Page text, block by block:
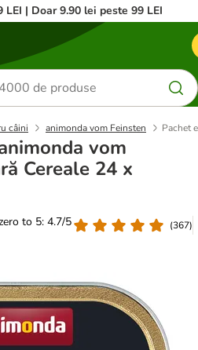
LEI | Doar 9.90 lei peste 99 LEI
câini animonda vom Feinsten Pachet
vom
Cereale 24 x
to 5: 4.7/5
(367)